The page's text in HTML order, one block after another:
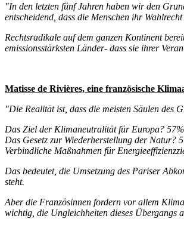
"In den letzten fünf Jahren haben wir den
entscheidend, dass die Menschen ihr
Rechtsradikale auf dem ganzen Kontinent
emissionsstärksten Länder- dass sie ihrer
Matisse de Rivières, eine französische
"Die Realität ist, dass die meisten Säulen des
Das Ziel der Klimaneutralität für Europa?
Das Gesetz zur Wiederherstellung der Natur?
Verbindliche Maßnahmen für
Das bedeutet, die Umsetzung des Pariser
steht.
Aber die Französinnen fordern vor allem
wichtig, die Ungleichheiten dieses Übergangs